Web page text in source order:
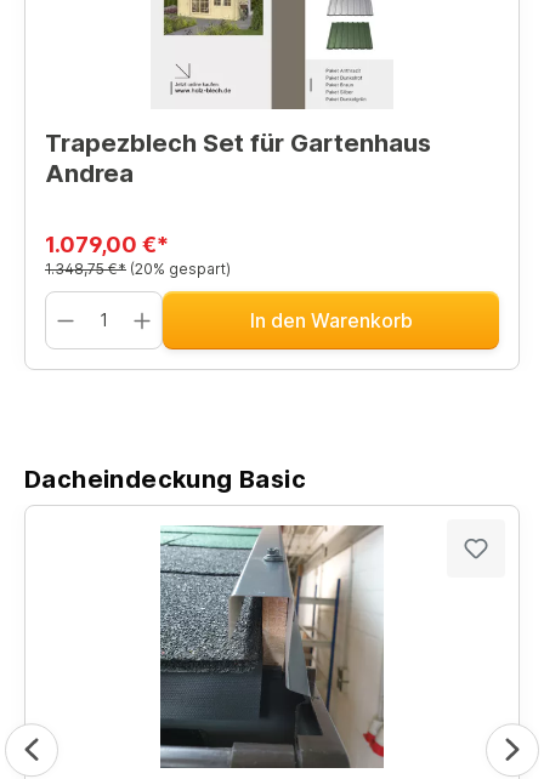
Trapezblech Set für Gartenhaus
Andrea
1.079,00 €*
1.348,75 €* (20% gespart)
In den Warenkorb
Dacheindeckung Basic